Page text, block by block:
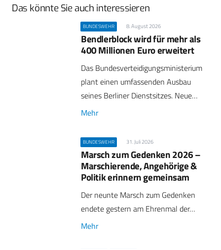
Das könnte Sie auch interessieren
BUNDESWEHR 8. August 2026
Bendlerblock wird für mehr als
400 Millionen Euro erweitert
Das Bundesverteidigungsministerium
plant einen umfassenden Ausbau
seines Berliner Dienstsitzes. Neue…
Mehr
BUNDESWEHR 31. Juli 2026
Marsch zum Gedenken 2026 –
Marschierende, Angehörige &
Politik erinnern gemeinsam
Der neunte Marsch zum Gedenken
endete gestern am Ehrenmal der…
Mehr